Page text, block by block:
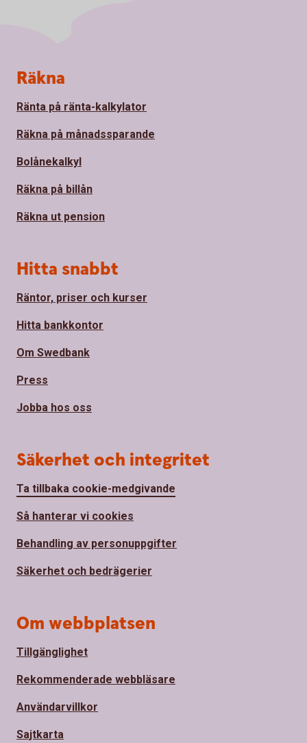
Sidfot
Räkna
Ränta på ränta-kalkylator
Räkna på månadssparande
Bolånekalkyl
Räkna på billån
Räkna ut pension
Hitta snabbt
Räntor, priser och kurser
Hitta bankkontor
Om Swedbank
Press
Jobba hos oss
Säkerhet och integritet
Ta tillbaka cookie-medgivande
Så hanterar vi cookies
Behandling av personuppgifter
Säkerhet och bedrägerier
Om webbplatsen
Tillgänglighet
Rekommenderade webbläsare
Användarvillkor
Sajtkarta